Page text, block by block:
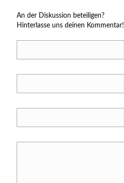
An der Diskussion beteiligen?
Hinterlasse uns deinen Kommentar!